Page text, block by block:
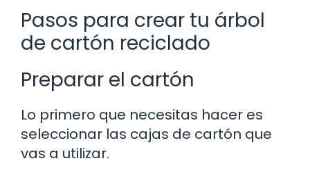
Pasos para crear tu árbol
de cartón reciclado
Preparar el cartón
Lo primero que necesitas hacer es
seleccionar las cajas de cartón que
vas a utilizar.